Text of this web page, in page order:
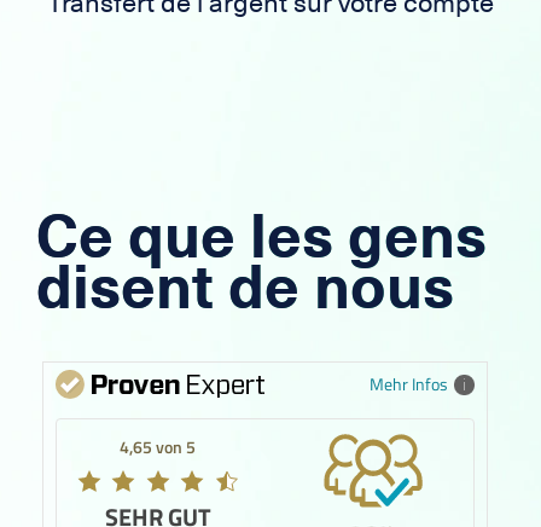
Ce que les gens
disent de nous
Mehr Infos
4,65 von 5
SEHR GUT